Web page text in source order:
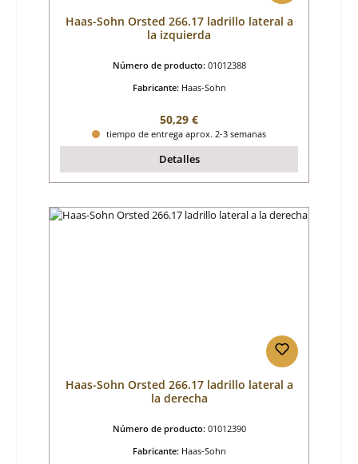
Haas-Sohn Orsted 266.17 ladrillo lateral a
la izquierda
Número de producto: 01012388
Fabricante: Haas-Sohn
Precio normal:
50,29 €
tiempo de entrega aprox. 2-3 semanas
Detalles
Haas-Sohn Orsted 266.17 ladrillo lateral a
la derecha
Número de producto: 01012390
Fabricante: Haas-Sohn